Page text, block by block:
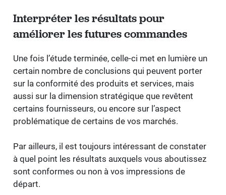
Interpréter les résultats pour
améliorer les futures commandes
Une fois l’étude terminée, celle-ci met en lumière un
certain nombre de conclusions qui peuvent porter
sur la conformité des produits et services, mais
aussi sur la dimension stratégique que revêtent
certains fournisseurs, ou encore sur l’aspect
problématique de certains de vos marchés.
Par ailleurs, il est toujours intéressant de constater
à quel point les résultats auxquels vous aboutissez
sont conformes ou non à vos impressions de
départ.